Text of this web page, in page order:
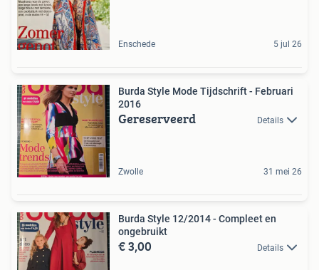
Enschede 5 jul 26
Burda Style Mode Tijdschrift - Februari
2016
Gereserveerd Details
Zwolle 31 mei 26
Burda Style 12/2014 - Compleet en
ongebruikt
€ 3,00 Details